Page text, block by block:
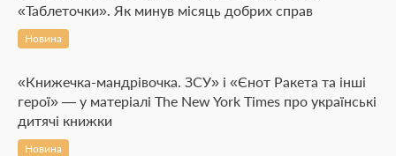
«Таблеточки». Як минув місяць добрих справ
Новина
«Книжечка-мандрівочка. ЗСУ» і «Єнот Ракета та інші
герої» — у матеріалі The New York Times про українські
дитячі книжки
Новина